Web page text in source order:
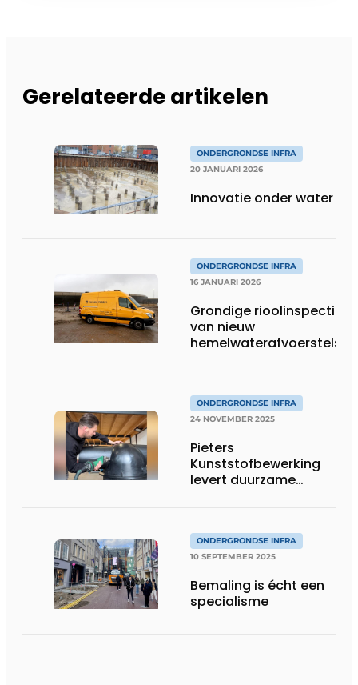
Gerelateerde artikelen
ONDERGRONDSE INFRA
20 JANUARI 2026
Innovatie onder water
ONDERGRONDSE INFRA
16 JANUARI 2026
Grondige rioolinspecties
van nieuw
hemelwaterafvoerstelsel
ONDERGRONDSE INFRA
24 NOVEMBER 2025
Pieters
Kunststofbewerking
levert duurzame
ONDERGRONDSE INFRA
10 SEPTEMBER 2025
Bemaling is écht een
specialisme